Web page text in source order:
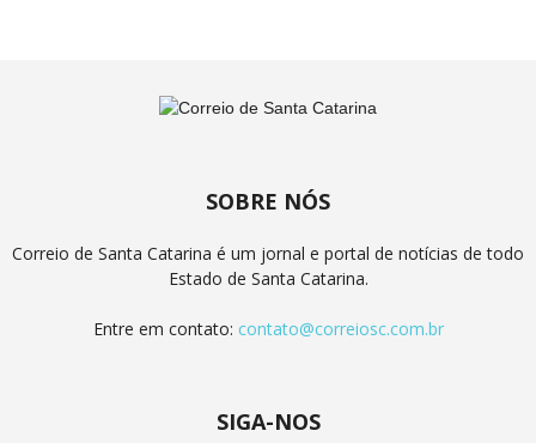
SOBRE NÓS
Correio de Santa Catarina é um jornal e portal de notícias de todo
Estado de Santa Catarina.
Entre em contato: contato@correiosc.com.br
SIGA-NOS